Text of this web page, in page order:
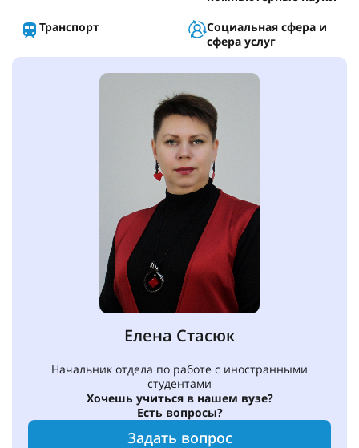
Транспорт
Социальная сфера и
сфера услуг
Елена Стасюк
Начальник отдела по работе с иностранными
студентами
Хочешь учиться в нашем вузе?
Есть вопросы?
Задать вопрос